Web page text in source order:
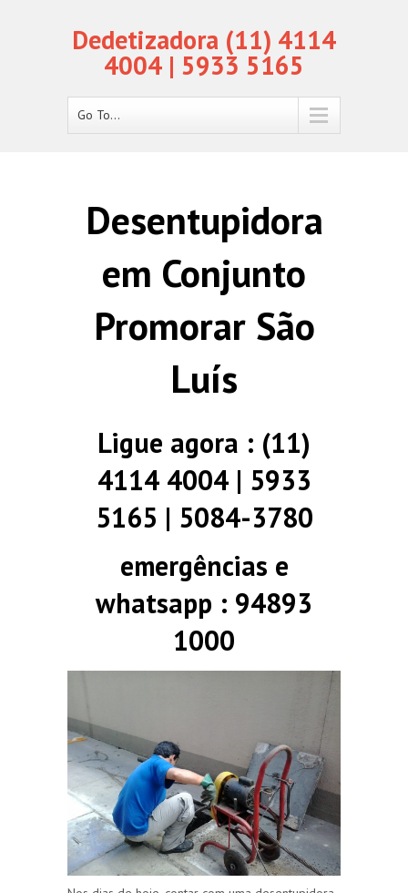
Dedetizadora (11) 4114
4004 | 5933 5165
Go To...
Desentupidora
em Conjunto
Promorar São
Luís
Ligue agora : (11)
4114 4004 | 5933
5165 | 5084-3780
emergências e
whatsapp : 94893
1000